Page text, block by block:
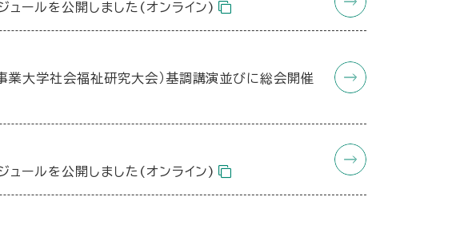
ールを公開しました(オンライン)
大学社会福祉研究大会）基調講演並びに総会開催
ールを公開しました(オンライン)